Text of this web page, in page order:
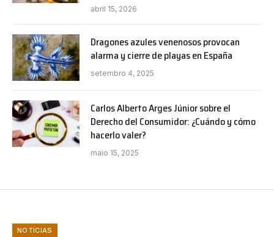
abril 15, 2026
Dragones azules venenosos provocan
alarma y cierre de playas en España
setembro 4, 2025
Carlos Alberto Arges Júnior sobre el
Derecho del Consumidor: ¿Cuándo y cómo
hacerlo valer?
maio 15, 2025
NOTÍCIAS